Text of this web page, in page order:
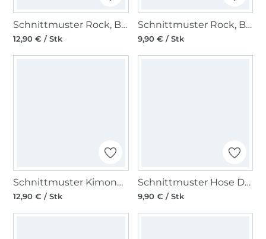
Schnittmuster Rock, Burda 5690
12,90 € / Stk
Schnittmuster Rock, Burda 5725
9,90 € / Stk
Schnittmuster Kimono & Jacke Burda 5720
12,90 € / Stk
Schnittmuster Hose Damen, Burda 5789
9,90 € / Stk